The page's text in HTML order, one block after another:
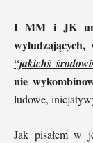
I MM i JK
“jakichś
nie
ludowe,
Jak pisałem w